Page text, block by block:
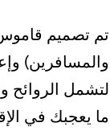
تم تصميم
والمسافرين)
لتشمل الروائح
ما يعجبك في